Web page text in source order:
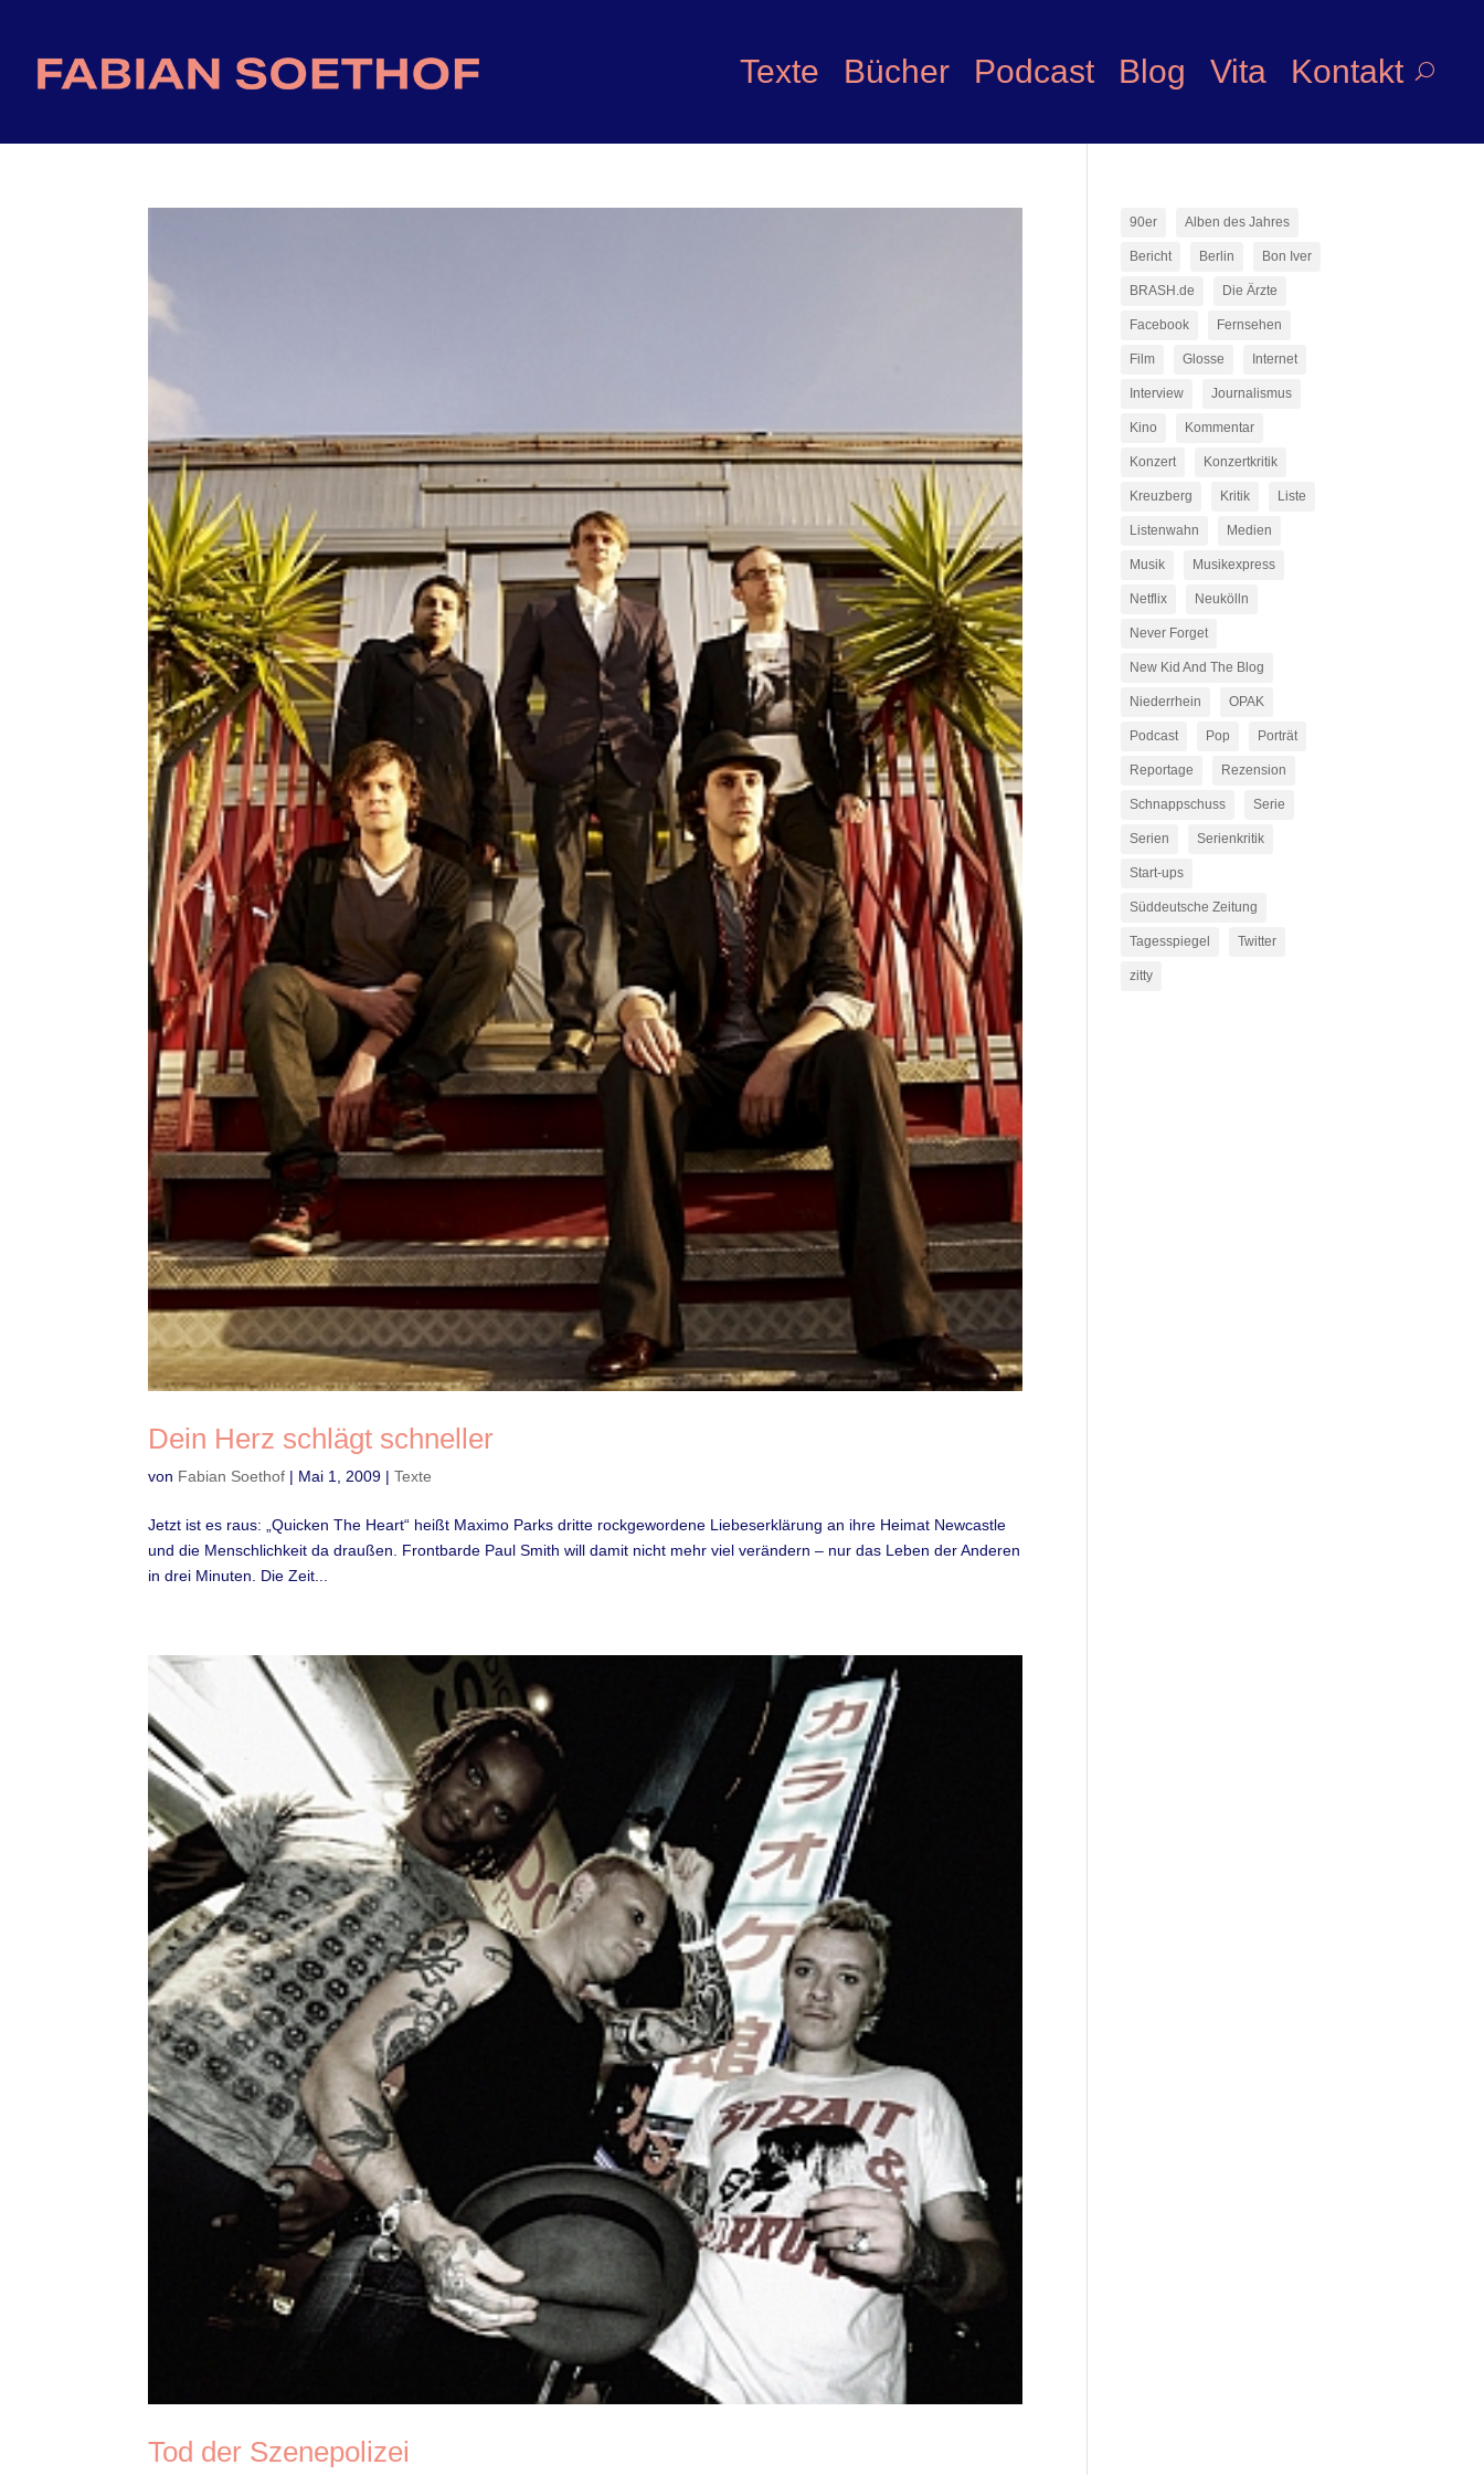
Texte Bücher Podcast Blog Vita Kontakt
Dein Herz schlägt schneller
von Fabian Soethof | Mai 1, 2009 |Texte
Jetzt ist es raus: „Quicken The Heart“ heißt Maximo Parks dritte rockgewordene Liebeserklärung an ihre Heimat Newcastle
und die Menschlichkeit da draußen. Frontbarde Paul Smith will damit nicht mehr viel verändern – nur das Leben der Anderen
in drei Minuten. Die Zeit...
Tod der Szenepolizei
90er Alben des Jahres
Bericht Berlin Bon Iver
BRASH.de Die Ärzte
Facebook Fernsehen
Film Glosse Internet
Interview Journalismus
Kino Kommentar
Konzert Konzertkritik
Kreuzberg Kritik Liste
Listenwahn Medien
Musik Musikexpress
Netflix Neukölln
Never Forget
New Kid And The Blog
Niederrhein OPAK
Podcast Pop Porträt
Reportage Rezension
Schnappschuss Serie
Serien Serienkritik
Start-ups
Süddeutsche Zeitung
Tagesspiegel Twitter
zitty